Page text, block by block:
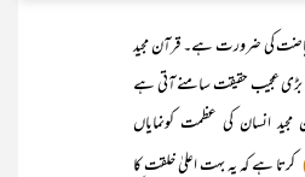
کی ضرورت ہے۔ قرآن مجید
عجیب حقیقت سامنے آتی ہے
انسان کی عظمت کونمایاں
کرتا ہے کہ یہ بہت اعلیٰ خلقت ِکا